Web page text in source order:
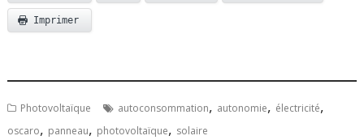
Imprimer
Photovoltaïque autoconsommation, autonomie, électricité,
oscaro, panneau, photovoltaïque, solaire